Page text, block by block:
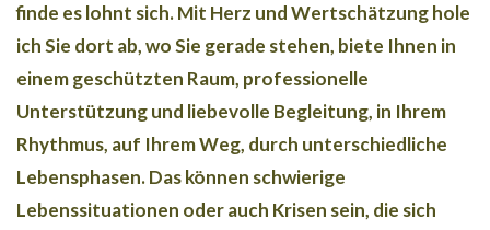
finde es lohnt sich. Mit Herz und Wertschätzung hole
ich Sie dort ab, wo Sie gerade stehen, biete Ihnen in
einem geschützten Raum, professionelle
Unterstützung und liebevolle Begleitung, in Ihrem
Rhythmus, auf Ihrem Weg, durch unterschiedliche
Lebensphasen. Das können schwierige
Lebenssituationen oder auch Krisen sein, die sich